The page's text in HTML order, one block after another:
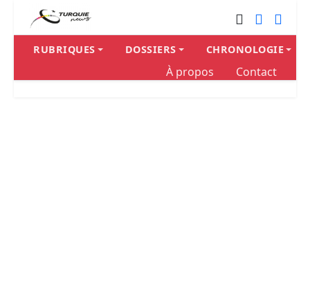
RUBRIQUES DOSSIERS CHRONOLOGIE
À propos Contact